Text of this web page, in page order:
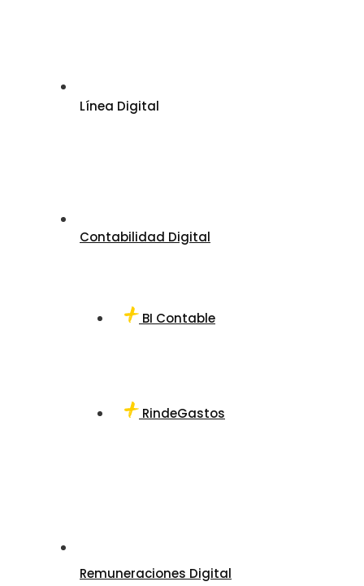
Línea Digital
Contabilidad Digital
BI Contable
RindeGastos
Remuneraciones Digital